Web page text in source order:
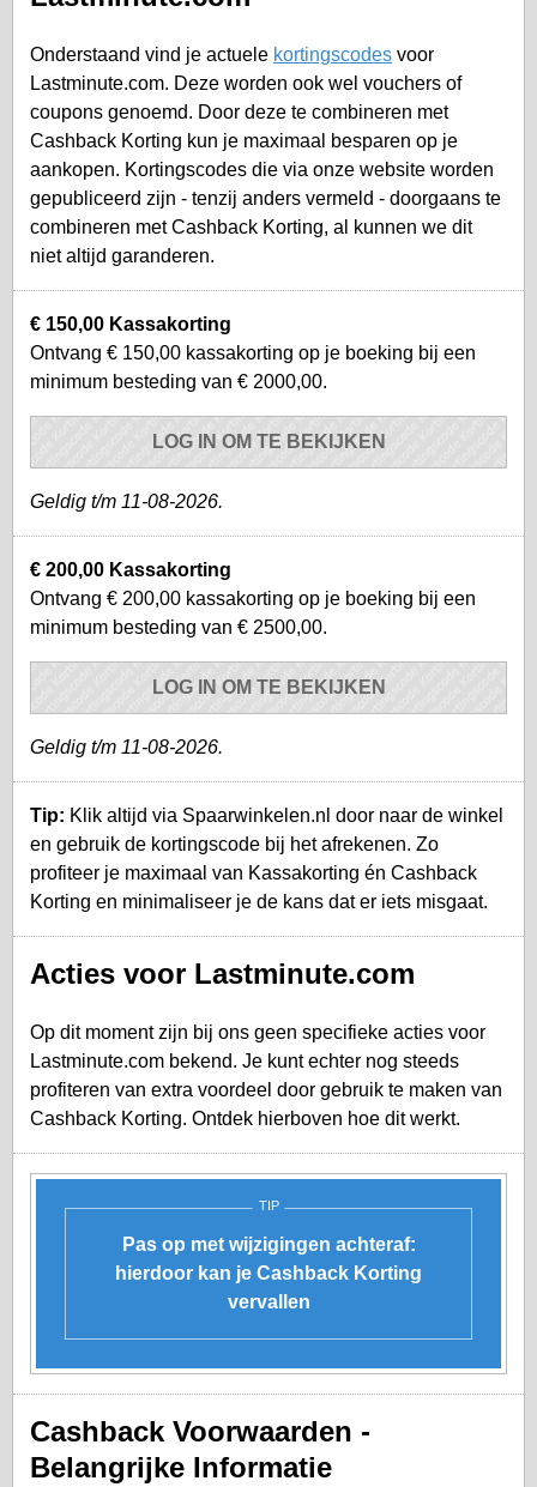
Onderstaand vind je actuele kortingscodes voor
Lastminute.com. Deze worden ook wel vouchers of
coupons genoemd. Door deze te combineren met
Cashback Korting kun je maximaal besparen op je
aankopen. Kortingscodes die via onze website worden
gepubliceerd zijn - tenzij anders vermeld - doorgaans te
combineren met Cashback Korting, al kunnen we dit
niet altijd garanderen.
€ 150,00 Kassakorting
Ontvang € 150,00 kassakorting op je boeking bij een
minimum besteding van € 2000,00.
LOG IN OM TE BEKIJKEN
Geldig t/m 11-08-2026.
€ 200,00 Kassakorting
Ontvang € 200,00 kassakorting op je boeking bij een
minimum besteding van € 2500,00.
LOG IN OM TE BEKIJKEN
Geldig t/m 11-08-2026.
Tip: Klik altijd via Spaarwinkelen.nl door naar de winkel
en gebruik de kortingscode bij het afrekenen. Zo
profiteer je maximaal van Kassakorting én Cashback
Korting en minimaliseer je de kans dat er iets misgaat.
Acties voor Lastminute.com
Op dit moment zijn bij ons geen specifieke acties voor
Lastminute.com bekend. Je kunt echter nog steeds
profiteren van extra voordeel door gebruik te maken van
Cashback Korting. Ontdek hierboven hoe dit werkt.
TIP
Pas op met wijzigingen achteraf:
hierdoor kan je Cashback Korting
vervallen
Cashback Voorwaarden -
Belangrijke Informatie